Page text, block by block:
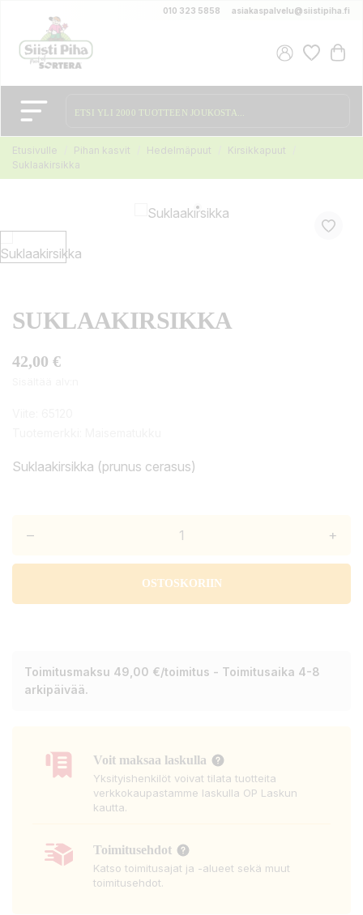
010 323 5858 asiakaspalvelu@siistipiha.fi
Etusivulle Pihan kasvit Hedelmäpuut
Kirsikkapuut
Suklaakirsikka
SUKLAAKIRSIKKA
42,00 €
Suklaakirsikka (prunus cerasus)
– +
OSTOSKORIIN
Toimitusmaksu 49,00 €/toimitus - Toimitusaika 4-8
arkipäivää.
Voit maksaa laskulla
Yksityishenkilöt voivat tilata tuotteita
verkkokaupastamme laskulla OP Laskun
kautta.
Toimitusehdot
Katso toimitusajat ja -alueet sekä muut
toimitusehdot.